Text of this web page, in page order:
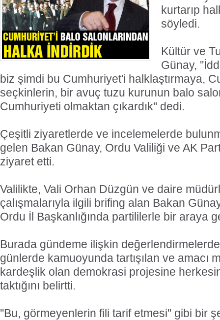
kurtarıp
söyledi.
Kültür ve
Günay,
biz şimdi bu Cumhuriyet'i halklaştırmaya,
seçkinlerin, bir avuç tuzu kurunun balo
Cumhuriyeti olmaktan çıkardık'' dedi.
Çeşitli ziyaretlerde ve incelemelerde
gelen Bakan Günay, Ordu Valiliği ve AK
ziyaret etti.
Valilikte, Vali Orhan Düzgün ve daire
çalışmalarıyla ilgili brifing alan Bakan
Ordu İl Başkanlığında partililerle bir araya
Burada gündeme ilişkin
günlerde kamuoyunda tartışılan ve amacı
kardeşlik olan demokrasi projesine
taktığını belirtti.
''Bu, görmeyenlerin fili tarif etmesi'' gibi bir